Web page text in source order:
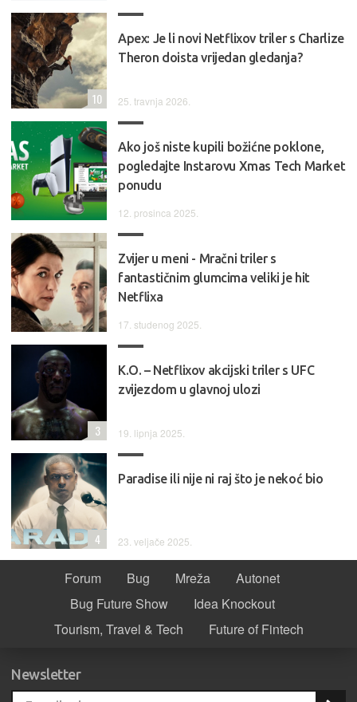
Apex: Je li novi Netflixov triler s Charlize
Theron doista vrijedan gledanja?
25. travnja 2026.
10
Ako još niste kupili božićne poklone,
pogledajte Instarovu Xmas Tech Market
ponudu
12. prosinca 2025.
Zvijer u meni - Mračni triler s
fantastičnim glumcima veliki je hit
Netflixa
17. studenog 2025.
K.O. – Netflixov akcijski triler s UFC
zvijezdom u glavnoj ulozi
19. lipnja 2025.
3
Paradise ili nije ni raj što je nekoć bio
23. veljače 2025.
4
Forum Bug Mreža
Autonet
Bug Future Show
Idea Knockout
Tourism, Travel & Tech
Future of Fintech
Newsletter